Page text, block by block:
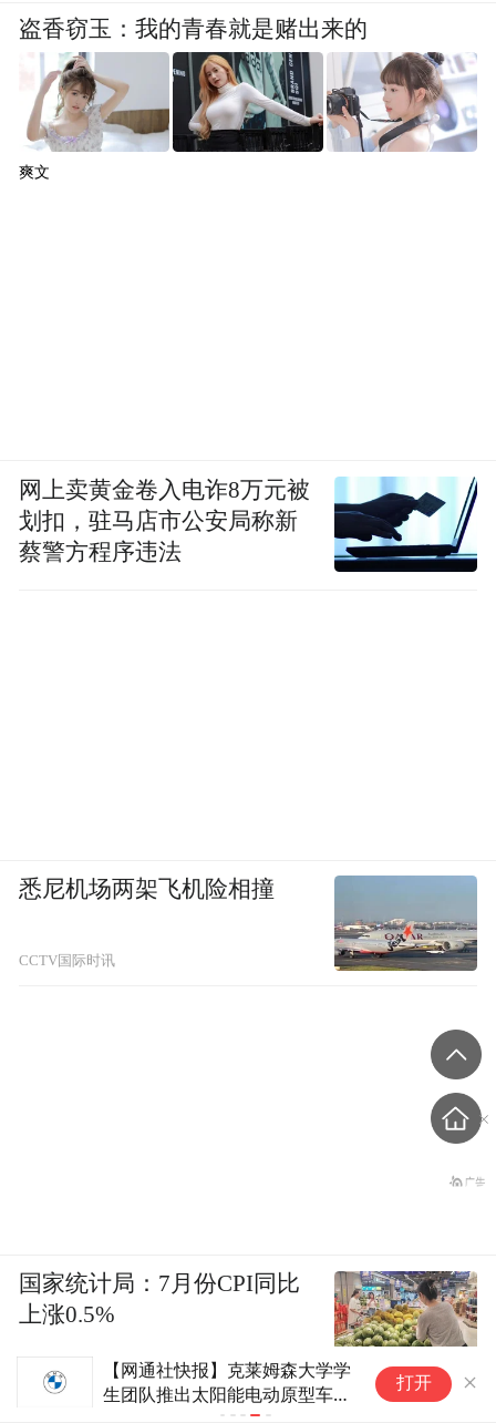
【网通社快报】克莱姆森大学学
生团队推出太阳能电动原型车
DeepOrange17，通勤电能产
打开
盗香窃玉：我的青春就是赌出来的
爽文
网上卖黄金卷入电诈8万元被
划扣，驻马店市公安局称新
蔡警方程序违法
悉尼机场两架飞机险相撞
CCTV国际时讯
国家统计局：7月份CPI同比
上涨0.5%